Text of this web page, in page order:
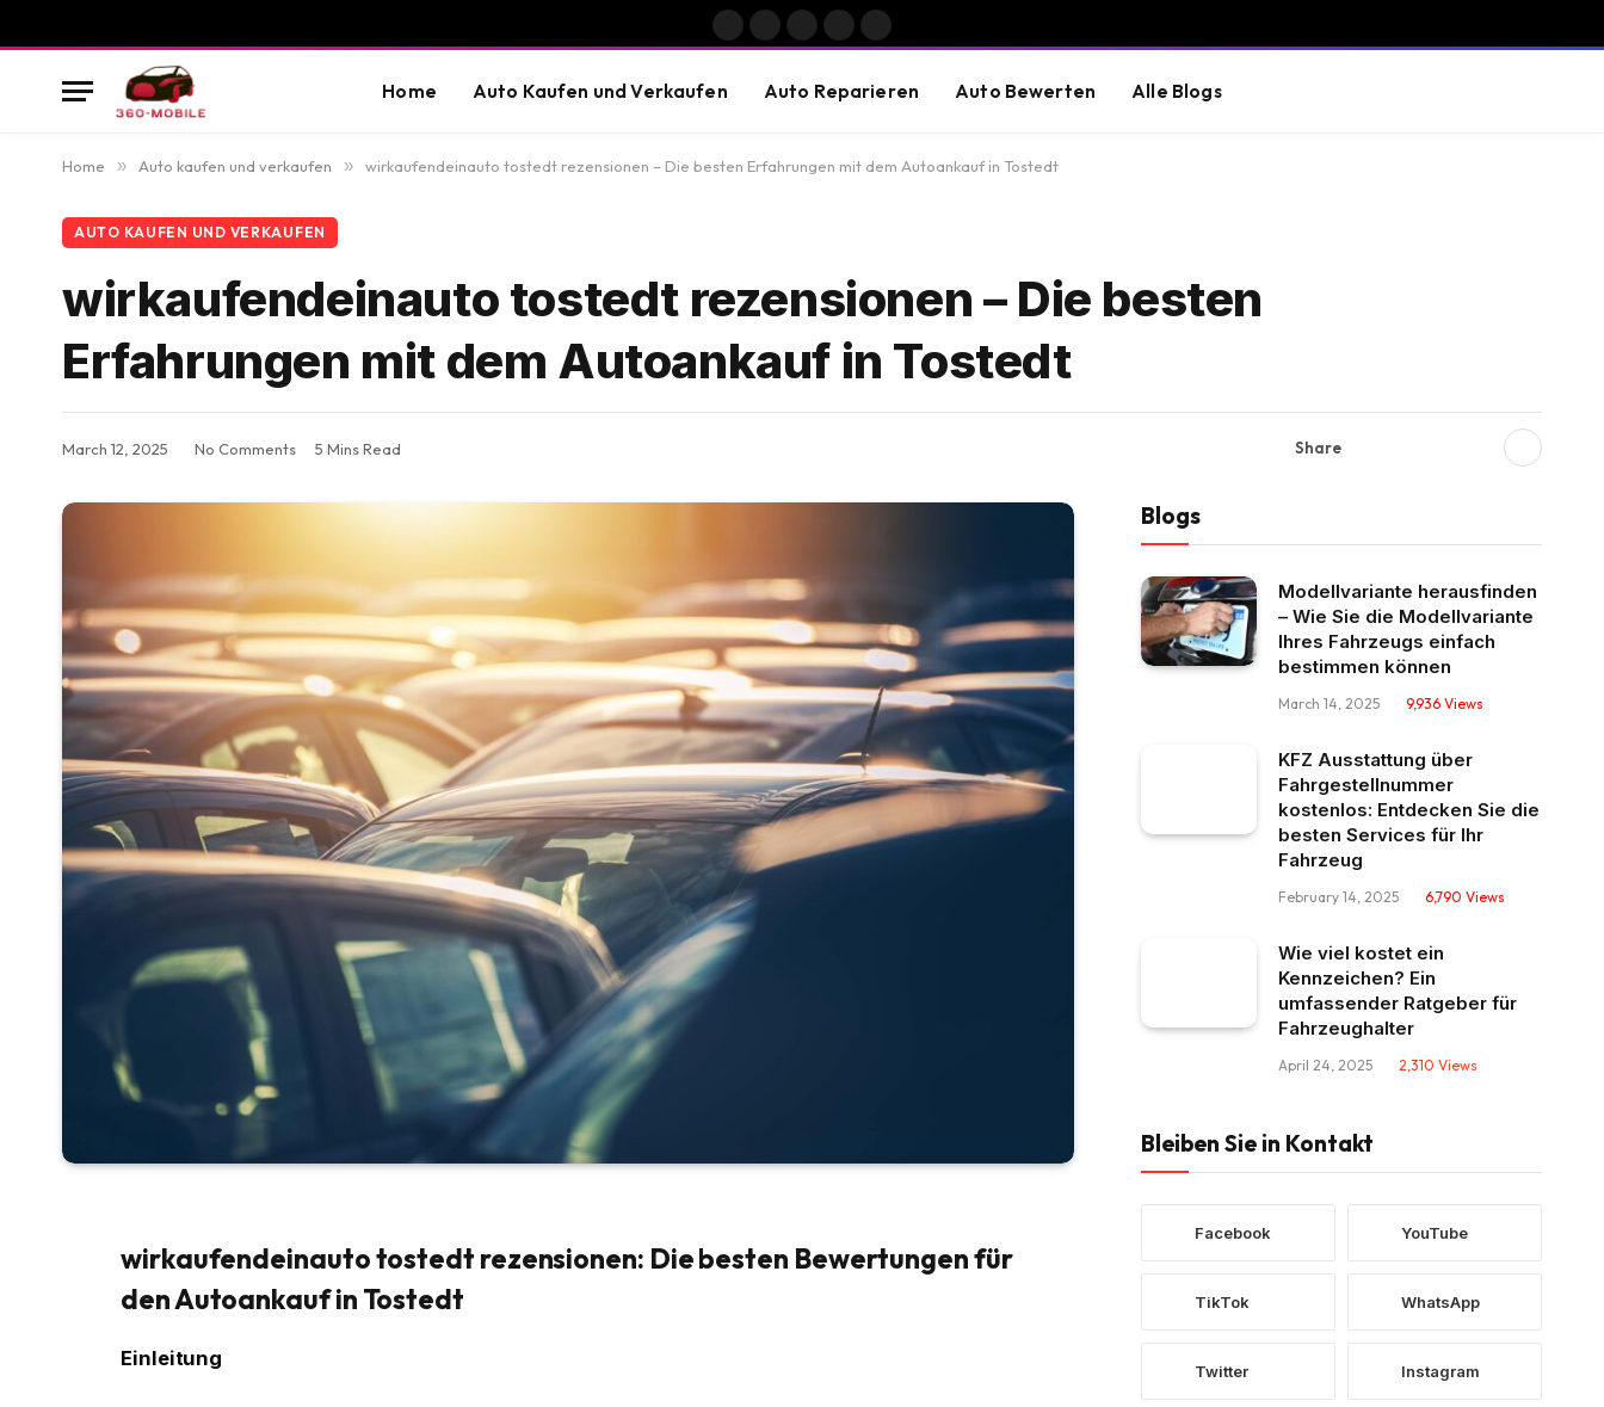
Facebook
X
Instagram
PinterestVimeo
Home Auto Kaufen und Verkaufen Auto Reparieren Auto Bewerten Alle Blogs
Home » Auto kaufen und verkaufen » wirkaufendeinauto tostedt rezensionen – Die besten Erfahrungen mit dem Autoankauf in Tostedt
AUTO KAUFEN UND VERKAUFEN
wirkaufendeinauto tostedt rezensionen – Die besten
Erfahrungen mit dem Autoankauf in Tostedt
March 12, 2025 No Comments 5 Mins Read Share
wirkaufendeinauto tostedt rezensionen: Die besten Bewertungen für
den Autoankauf in Tostedt
Einleitung
Blogs
Modellvariante herausfinden
– Wie Sie die Modellvariante
Ihres Fahrzeugs einfach
bestimmen können
March 14, 2025 9,936 Views
KFZ Ausstattung über
Fahrgestellnummer
kostenlos: Entdecken Sie die
besten Services für Ihr
Fahrzeug
February 14, 2025 6,790 Views
Wie viel kostet ein
Kennzeichen? Ein
umfassender Ratgeber für
Fahrzeughalter
April 24, 2025 2,310 Views
Bleiben Sie in Kontakt
Facebook YouTube
TikTok WhatsApp
Twitter Instagram